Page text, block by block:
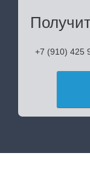
+7 (910) 425